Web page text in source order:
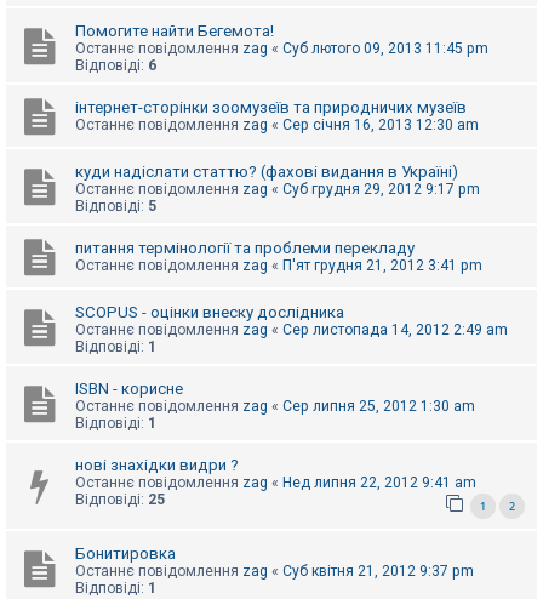
д
о
е
к
и
Д
Помогите найти Бегемота!
Останнє повідомлення zag « Суб лютого 09, 2013 11:45 pm
Відповіді: 6
інтернет-сторінки зоомузеїв та природничих музеїв
Останнє повідомлення zag « Сер січня 16, 2013 12:30 am
куди надіслати статтю? (фахові видання в Україні)
Останнє повідомлення zag « Суб грудня 29, 2012 9:17 pm
Відповіді: 5
питання термінології та проблеми перекладу
Останнє повідомлення zag « П'ят грудня 21, 2012 3:41 pm
SCOPUS - оцінки внеску дослідника
Останнє повідомлення zag « Сер листопада 14, 2012 2:49 am
Відповіді: 1
ISBN - корисне
Останнє повідомлення zag « Сер липня 25, 2012 1:30 am
Відповіді: 1
нові знахідки видри ?
Останнє повідомлення zag « Нед липня 22, 2012 9:41 am
Відповіді: 25 1 2
Бонитировка
Останнє повідомлення zag « Суб квітня 21, 2012 9:37 pm
Відповіді: 1